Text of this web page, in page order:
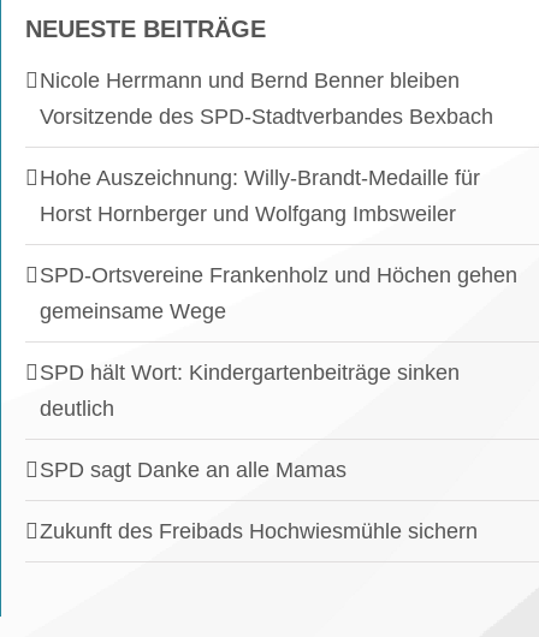
NEUESTE BEITRÄGE
Nicole Herrmann und Bernd Benner bleiben
Vorsitzende des SPD-Stadtverbandes Bexbach
Hohe Auszeichnung: Willy-Brandt-Medaille für
Horst Hornberger und Wolfgang Imbsweiler
SPD-Ortsvereine Frankenholz und Höchen gehen
gemeinsame Wege
SPD hält Wort: Kindergartenbeiträge sinken
deutlich
SPD sagt Danke an alle Mamas
Zukunft des Freibads Hochwiesmühle sichern